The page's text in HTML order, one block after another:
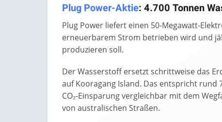
Plug Power-Aktie: 4.700 Tonnen
Plug Power liefert einen 50-Megawatt-
erneuerbarem Strom betrieben wird und
produzieren soll.
Der Wasserstoff ersetzt schrittweise das
auf Kooragang Island. Das entspricht
CO₂-Einsparung vergleichbar mit dem
von australischen Straßen.